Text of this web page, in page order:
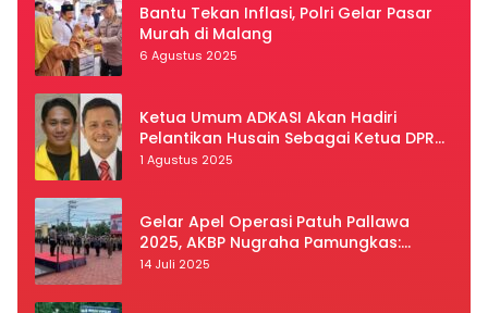
Bantu Tekan Inflasi, Polri Gelar Pasar
Murah di Malang
6 Agustus 2025
Ketua Umum ADKASI Akan Hadiri
Pelantikan Husain Sebagai Ketua DPRD
Luwu Utara
1 Agustus 2025
Gelar Apel Operasi Patuh Pallawa
2025, AKBP Nugraha Pamungkas:
Kedisiplinan dan Keselamatan Jadi
14 Juli 2025